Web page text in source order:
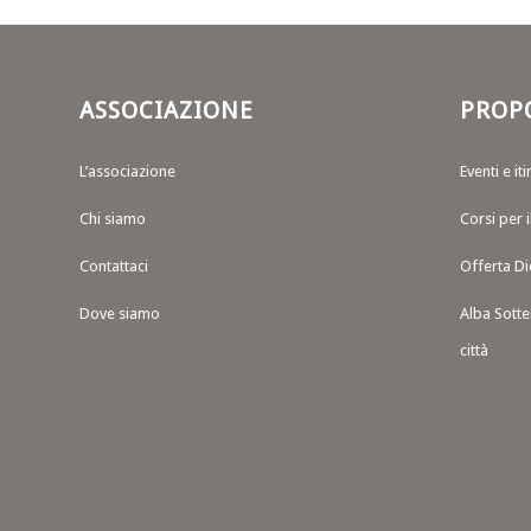
ASSOCIAZIONE
L’associazione
Chi siamo
Contattaci
Dove siamo
Eventi e
Corsi per
Offerta
Alba
città